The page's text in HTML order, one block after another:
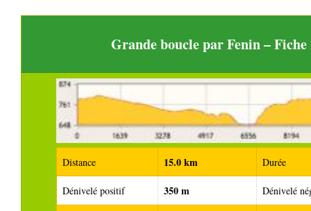
Grande boucle par Fenin –
Distance 15.0 km Durée
Dénivelé positif 350 m Dénivelé